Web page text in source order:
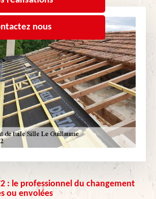
nous
: le professionnel du changement
ou envolées